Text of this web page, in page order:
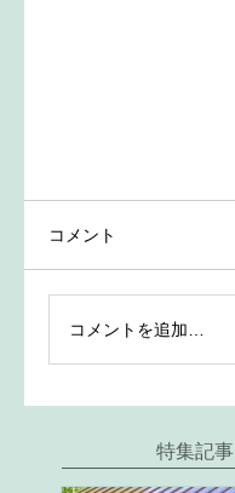
コメント
コメントを追加…
特集記事